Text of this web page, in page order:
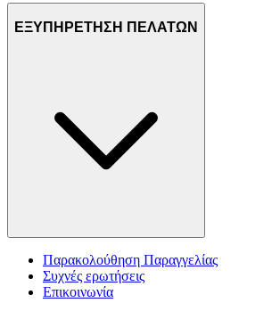
ΕΞΥΠΗΡΕΤΗΣΗ ΠΕΛΑΤΩΝ
Παρακολούθηση Παραγγελίας
Συχνές ερωτήσεις
Επικοινωνία